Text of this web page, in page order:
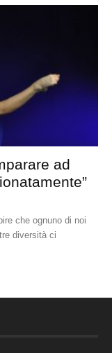
ad
che ognuno di noi
diversità ci